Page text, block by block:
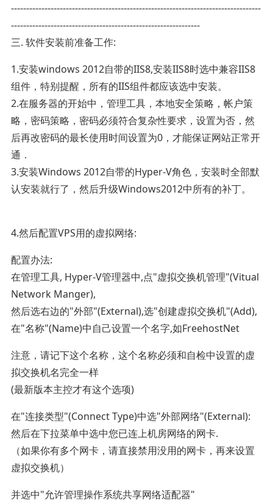
----------------------------------------------------------------------------------
--------------------------------------------------------------
三. 软件安装前准备工作:
1.安装windows 2012自带的IIS8,安装IIS8时选中兼容IIS8
组件，特别提醒，所有的IIS组件都应该选中安装。
2.在服务器的开始中，管理工具，本地安全策略，帐户策
略，密码策略，密码必须符合复杂性要求，设置为否，然
后再改密码的最长使用时间设置为0，才能保证网站正常开
通．
3.安装Windows 2012自带的Hyper-V角色，安装时全部默
认安装就行了，然后升级Windows2012中所有的补丁。
4.然后配置VPS用的虚拟网络:
配置办法:
在管理工具, Hyper-V管理器中,点"虚拟交换机管理"(Vitual
Network Manger),
然后选右边的"外部"(External),选"创建虚拟交换机"(Add),
在"名称"(Name)中自己设置一个名字,如FreehostNet
注意，请记下这个名称，这个名称必须和自检中设置的虚
拟交换机名完全一样
(最新版本主控才有这个选项)
在"连接类型"(Connect Type)中选"外部网络"(External):
然后在下拉菜单中选中您已连上机房网络的网卡.
（如果你有多个网卡，请直接禁用没用的网卡，再来设置
虚拟交换机）
并选中"允许管理操作系统共享网络适配器"